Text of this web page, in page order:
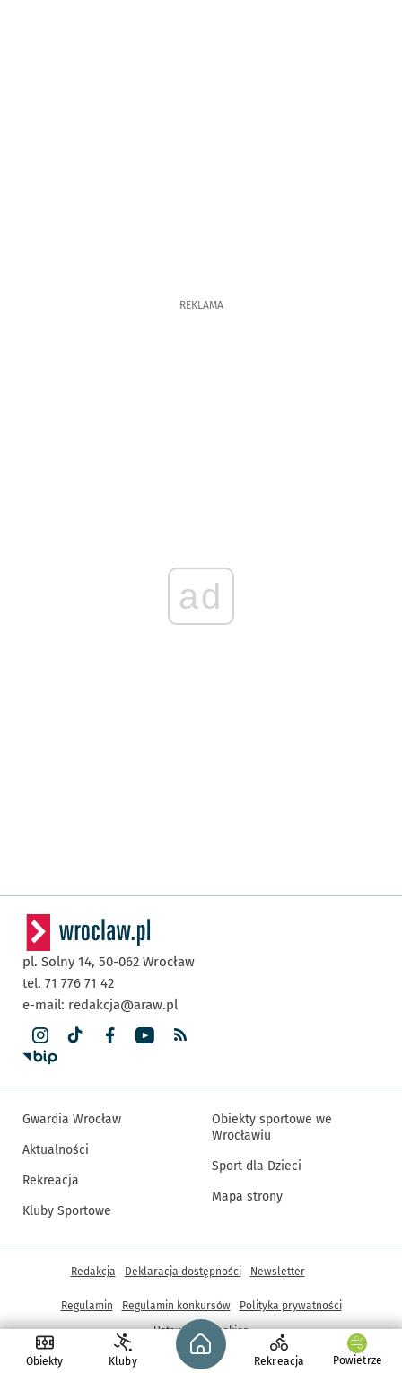
REKLAMA
ad
Obiekty Kluby
Strona główna - wroclaw.pl
Rekreacja Powietrze
pl. Solny 14, 50-062 Wrocław
tel. 71 776 71 42
e-mail: redakcja@araw.pl
Gwardia Wrocław
Aktualności
Rekreacja
Kluby Sportowe
Obiekty sportowe we
Wrocławiu
Sport dla Dzieci
Mapa strony
© Copyright 2005-2026, ARAW S.A., Gmina Wrocław
Inne informacje
Redakcja Deklaracja dostępności Newsletter
Regulamin Regulamin konkursów
Polityka prywatności
Ustawienia cookies